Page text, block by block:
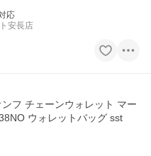
応
安長店
フ チェーンウォレット マー
ウォレットバッグ sst